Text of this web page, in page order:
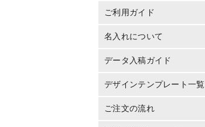
ご利用ガイド
名入れについて
データ入稿ガイド
デザインテンプレート一覧
ご注文の流れ